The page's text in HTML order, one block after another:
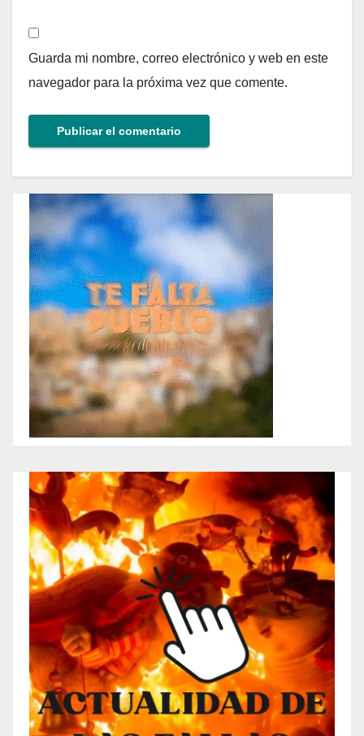
Guarda mi nombre, correo electrónico y web en este
navegador para la próxima vez que comente.